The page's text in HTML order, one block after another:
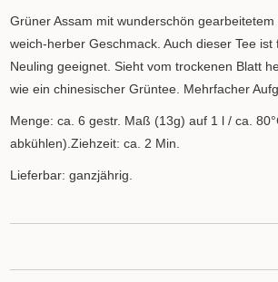
Grüner Assam mit wunderschön gearbeitetem
weich-herber Geschmack. Auch dieser Tee ist
Neuling geeignet. Sieht vom trockenen Blatt
wie ein chinesischer Grüntee. Mehrfacher
Menge: ca. 6 gestr. Maß (13g) auf 1 l / ca.
abkühlen).Ziehzeit: ca. 2 Min.
Lieferbar: ganzjährig.